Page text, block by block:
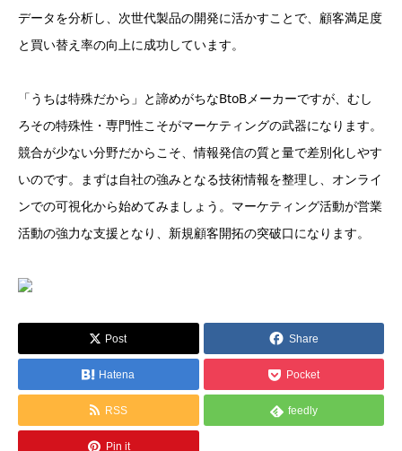
データを分析し、次世代製品の開発に活かすことで、顧客満足度
と買い替え率の向上に成功しています。
「うちは特殊だから」と諦めがちなBtoBメーカーですが、むし
ろその特殊性・専門性こそがマーケティングの武器になります。
競合が少ない分野だからこそ、情報発信の質と量で差別化しやす
いのです。まずは自社の強みとなる技術情報を整理し、オンライ
ンでの可視化から始めてみましょう。マーケティング活動が営業
活動の強力な支援となり、新規顧客開拓の突破口になります。
Post Share
Hatena Pocket
RSS feedly
Pin it